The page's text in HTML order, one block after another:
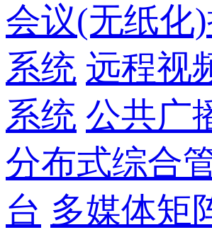
会议(无纸化
系统 远程视
系统 公共广
分布式综合
台 多媒体矩